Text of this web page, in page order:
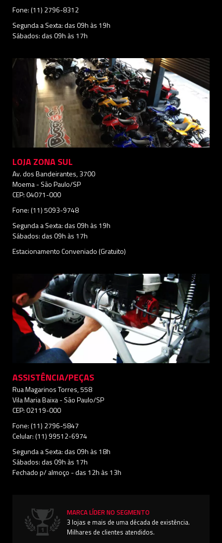
Fone: (11) 2796-8312
Segunda a Sexta: das 09h às 19h
Sábados: das 09h às 17h
LOJA ZONA SUL
Av. dos Bandeirantes, 3700
Moema - São Paulo/SP
CEP: 04071-000
Fone: (11) 5093-9748
Segunda a Sexta: das 09h às 19h
Sábados: das 09h às 17h
Estacionamento Conveniado (Gratuito)
ASSISTÊNCIA/PEÇAS
Rua Magarinos Torres, 558
Vila Maria Baixa - São Paulo/SP
CEP: 02119-000
Fone: (11) 2796-5847
Celular: (11) 99512-6974
Segunda a Sexta: das 09h às 18h
Sábados: das 09h às 17h
Fechado p/ almoço - das 12h às 13h
MARCA LÍDER NO SEGMENTO
3 lojas e mais de uma década de existência.
Milhares de clientes atendidos.